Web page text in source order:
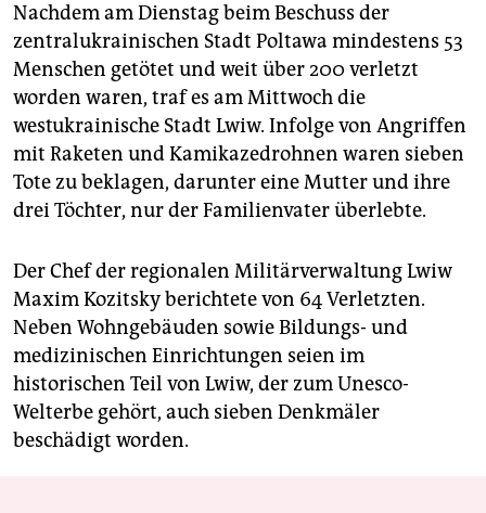
Nachdem am Dienstag beim Beschuss der
zentralukrainischen Stadt Poltawa mindestens 53
Menschen getötet und weit über 200 verletzt
worden waren, traf es am Mittwoch die
westukrainische Stadt Lwiw. Infolge von Angriffen
mit Raketen und Kamikazedrohnen waren sieben
Tote zu beklagen, darunter eine Mutter und ihre
drei Töchter, nur der Familienvater überlebte.
Der Chef der regionalen Militärverwaltung Lwiw
Maxim Kozitsky berichtete von 64 Verletzten.
Neben Wohngebäuden sowie Bildungs- und
medizinischen Einrichtungen seien im
historischen Teil von Lwiw, der zum Unesco-
Welterbe gehört, auch sieben Denkmäler
beschädigt worden.